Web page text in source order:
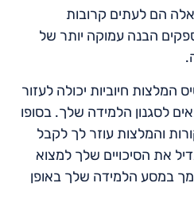
אלה הם לעתים קרובות
הבנה עמוקה יותר של
המלצות חיוביות יכולה לעזור
לסגנון הלמידה שלך. בסופו
והמלצות עוזר לך לקבל
את הסיכויים שלך למצוא
במסע הלמידה שלך באופן